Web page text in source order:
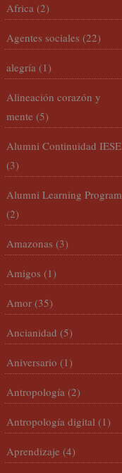
Africa (2)
Agentes sociales (22)
alegría (1)
Alineación corazón y
mente (5)
Alumni Continuidad IESE
(3)
Alumni Learning Program
(2)
Amazonas (3)
Amigos (1)
Amor (35)
Ancianidad (5)
Aniversario (1)
Antropología (2)
Antropología digital (1)
Aprendizaje (4)